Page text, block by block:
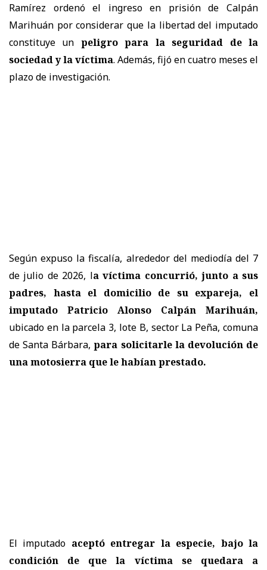
Ramírez ordenó el ingreso en prisión de Calpán
Marihuán por considerar que la libertad del imputado
constituye un peligro para la seguridad de la
sociedad y la víctima. Además, fijó en cuatro meses el
plazo de investigación.
Según expuso la fiscalía, alrededor del mediodía del 7
de julio de 2026, la víctima concurrió, junto a sus
padres, hasta el domicilio de su expareja, el
imputado Patricio Alonso Calpán Marihuán,
ubicado en la parcela 3, lote B, sector La Peña, comuna
de Santa Bárbara,para solicitarle la devolución de
una motosierra que le habían prestado.
El imputado aceptó entregar la especie, bajo la
condición de que la víctima se quedara a